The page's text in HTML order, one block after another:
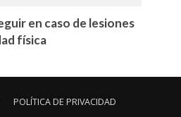
en caso de lesiones
física
POLÍTICA DE PRIVACIDAD